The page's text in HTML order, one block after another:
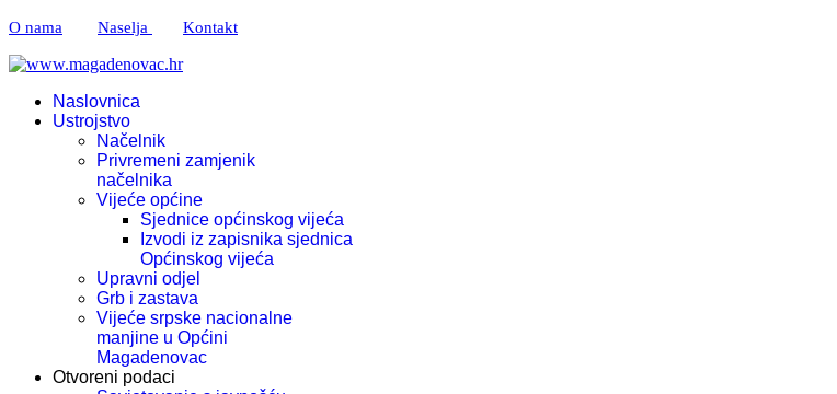
O nama Naselja Kontakt
Naslovnica
Ustrojstvo
Načelnik
Privremeni zamjenik
načelnika
Vijeće općine
Sjednice općinskog vijeća
Izvodi iz zapisnika sjednica
Općinskog vijeća
Upravni odjel
Grb i zastava
Vijeće srpske nacionalne
manjine u Općini
Magadenovac
Otvoreni podaci